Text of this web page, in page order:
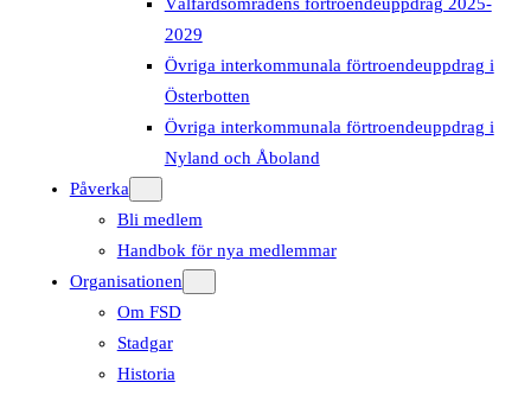
2029
Övriga interkommunala förtroendeuppdrag i
Österbotten
Övriga interkommunala förtroendeuppdrag i
Nyland och Åboland
Påverka
Bli medlem
Handbok för nya medlemmar
Organisationen
Om FSD
Stadgar
Historia